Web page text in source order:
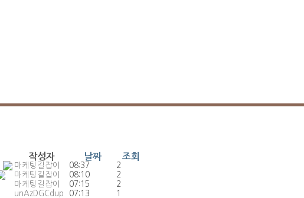
작성자 날짜 조회
마케팅길잡이 08:37
2
마케팅길잡이 08:10
2
마케팅길잡이 07:15
2
unAzDGCdup 07:13
1